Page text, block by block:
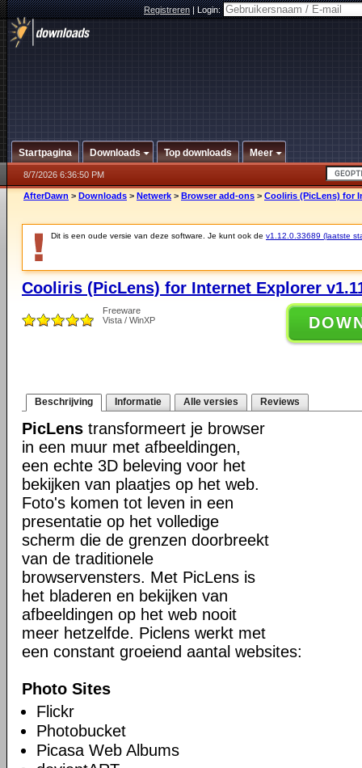
Registreren|Login:
Startpagina Downloads Top downloads Meer
8/7/2026 6:36:50 PM
AfterDawn > Downloads > Netwerk > Browser add-ons > Cooliris (PicLens) for
Dit is een oude versie van deze software. Je kunt ook de v1.12.0.33689 (laatste
Cooliris (PicLens) for Internet Explorer
Freeware
Vista / WinXP
Beschrijving Informatie Alle versies Reviews
PicLens transformeert je browser
in een muur met afbeeldingen,
een echte 3D beleving voor het
bekijken van plaatjes op het web.
Foto's komen tot leven in een
presentatie op het volledige
scherm die de grenzen doorbreekt
van de traditionele
browservensters. Met PicLens is
het bladeren en bekijken van
afbeeldingen op het web nooit
meer hetzelfde. Piclens werkt met
een constant groeiend aantal websites:
Photo Sites
Flickr
Photobucket
Picasa Web Albums